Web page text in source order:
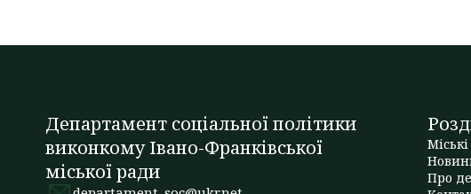
Департамент соціальної політики
виконкому Івано-Франківської
міської ради
Про